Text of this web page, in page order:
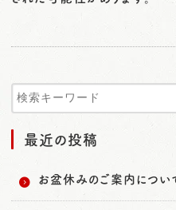
最近の投稿
お盆休みのご案内につい